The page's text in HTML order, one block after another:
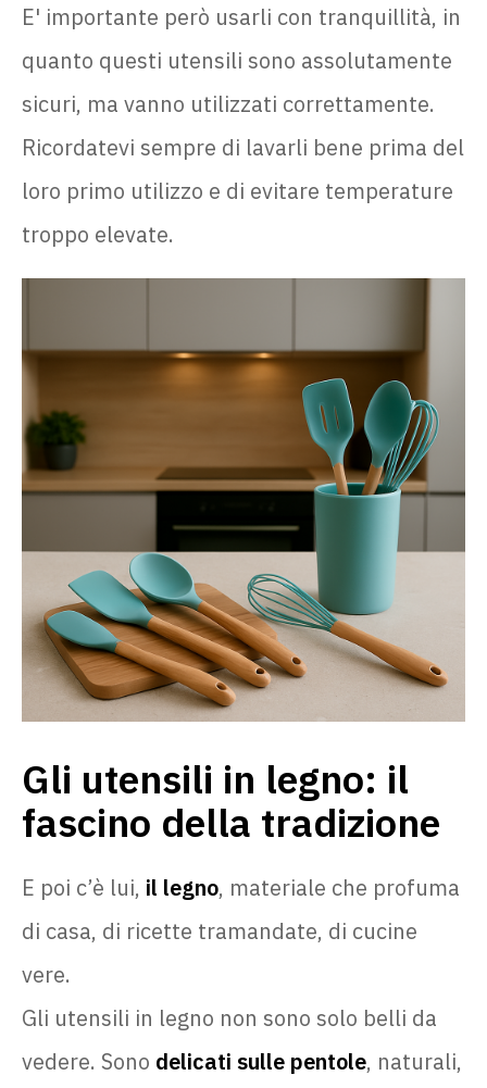
E' importante però usarli con tranquillità, in
quanto questi utensili sono assolutamente
sicuri, ma vanno utilizzati correttamente.
Ricordatevi sempre di lavarli bene prima del
loro primo utilizzo e di evitare temperature
troppo elevate.
Gli utensili in legno: il
fascino della tradizione
E poi c’è lui, il legno, materiale che profuma
di casa, di ricette tramandate, di cucine
vere.
Gli utensili in legno non sono solo belli da
vedere. Sono delicati sulle pentole, naturali,